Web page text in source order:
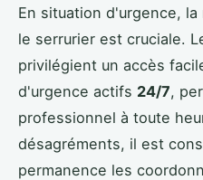
En situation d'urgence, la
le serrurier est cruciale.
privilégient un accès
d'urgence actifs 24/7,
professionnel à toute
désagréments, il est
permanence les